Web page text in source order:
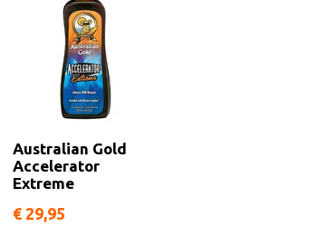
Australian Gold
Accelerator
Extreme
€ 29,95